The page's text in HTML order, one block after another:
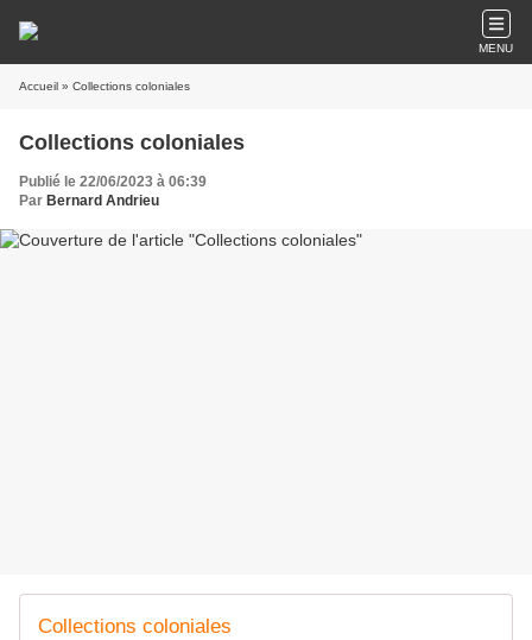
MENU
Accueil » Collections coloniales
Collections coloniales
Publié le 22/06/2023 à 06:39
Par Bernard Andrieu
Collections coloniales